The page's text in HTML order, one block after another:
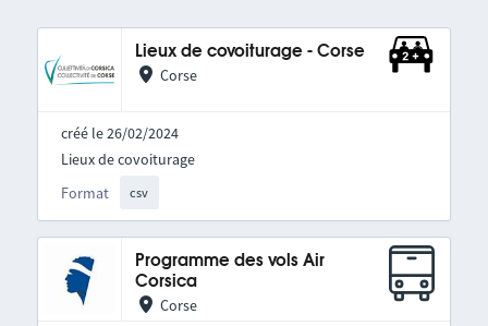
Lieux de covoiturage - Corse
Corse
créé le 26/02/2024
Format csv
Lieux de covoiturage
Programme des vols Air
Corsica
Corse